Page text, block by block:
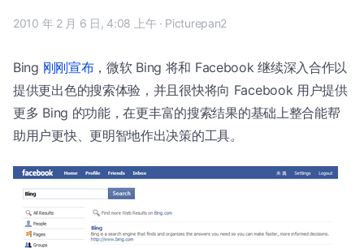
2010 年 2 月 6 日, 4:08 上午 · Picturepan2
Bing 刚刚宣布，微软 Bing 将和 Facebook 继续深入合作以
提供更出色的搜索体验，并且很快将向 Facebook 用户提供
更多 Bing 的功能，在更丰富的搜索结果的基础上整合能帮
助用户更快、更明智地作出决策的工具。